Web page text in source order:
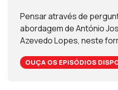
Pensar através de
abordagem de António
Azevedo Lopes, neste
OUÇA OS EPISÓDIOS